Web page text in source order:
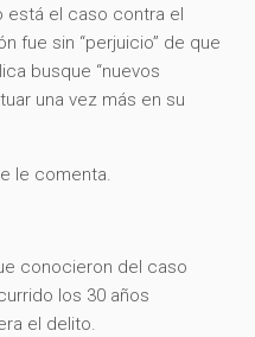
está el caso contra el
fue sin “perjuicio” de que
busque “nuevos
una vez más en su
le comenta.
conocieron del caso
los 30 años
el delito.